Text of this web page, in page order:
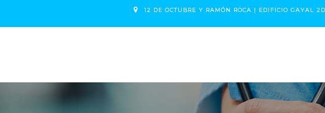
12 DE OCTUBRE Y RAMÓN ROCA | EDIFICIO GAYAL